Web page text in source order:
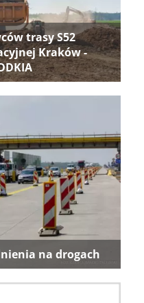
trasy S52
Kraków -
na drogach